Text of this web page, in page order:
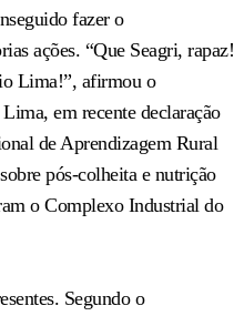
fazer o
ações. “Que Seagri, rapaz!
Lima!”, afirmou o
em recente declaração
de Aprendizagem Rural
pós-colheita e nutrição
o Complexo Industrial do
Segundo o